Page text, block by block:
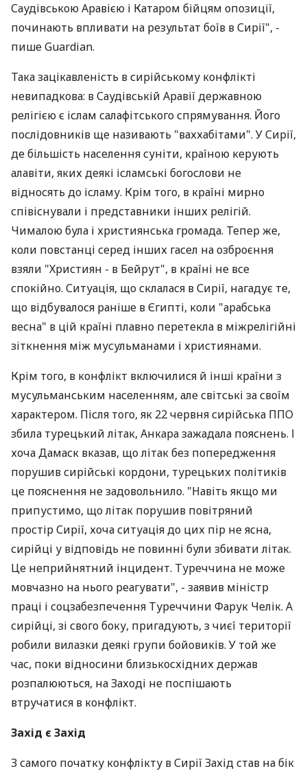
Саудівською Аравією і Катаром бійцям опозиції,
починають впливати на результат боїв в Сирії", -
пише Guardian.
Така зацікавленість в сирійському конфлікті
невипадкова: в Саудівській Аравії державною
релігією є іслам салафітського спрямування. Його
послідовників ще називають "ваххабітами". У Сирії,
де більшість населення суніти, країною керують
алавіти, яких деякі ісламські богослови не
відносять до ісламу. Крім того, в країні мирно
співіснували і представники інших релігій.
Чималою була і християнська громада. Тепер же,
коли повстанці серед інших гасел на озброєння
взяли "Християн - в Бейрут", в країні не все
спокійно. Ситуація, що склалася в Сирії, нагадує те,
що відбувалося раніше в Єгипті, коли "арабська
весна" в цій країні плавно перетекла в міжрелігійні
зіткнення між мусульманами і християнами.
Крім того, в конфлікт включилися й інші країни з
мусульманським населенням, але світські за своїм
характером. Після того, як 22 червня сирійська ППО
збила турецький літак, Анкара зажадала пояснень. І
хоча Дамаск вказав, що літак без попередження
порушив сирійські кордони, турецьких політиків
це пояснення не задовольнило. "Навіть якщо ми
припустимо, що літак порушив повітряний
простір Сирії, хоча ситуація до цих пір не ясна,
сирійці у відповідь не повинні були збивати літак.
Це неприйнятний інцидент. Туреччина не може
мовчазно на нього реагувати", - заявив міністр
праці і соцзабезпечення Туреччини Фарук Челік. А
сирійці, зі свого боку, пригадують, з чиєї території
робили вилазки деякі групи бойовиків. У той же
час, поки відносини близькосхідних держав
розпалюються, на Заході не поспішають
втручатися в конфлікт.
Захід є Захід
З самого початку конфлікту в Сирії Захід став на бік